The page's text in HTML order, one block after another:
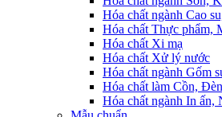
Hóa chất ngành Cao
Hóa chất Thực phẩm,
Hóa chất Xi mạ
Hóa chất Xử lý nước
Hóa chất ngành Gốm
Hóa chất làm Cồn,
Hóa chất ngành In ấn,